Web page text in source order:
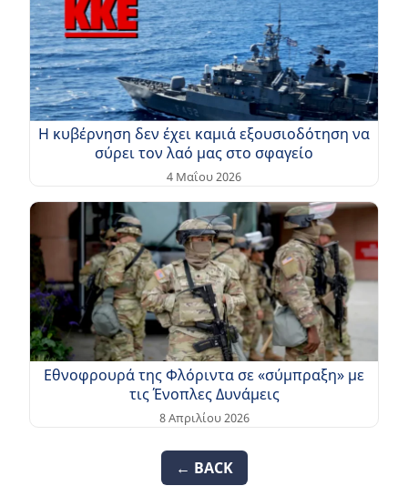
Η κυβέρνηση δεν έχει καμιά εξουσιοδότηση να
σύρει τον λαό μας στο σφαγείο
4 Μαΐου 2026
Εθνοφρουρά της Φλόριντα σε «σύμπραξη» με
τις Ένοπλες Δυνάμεις
8 Απριλίου 2026
← BACK